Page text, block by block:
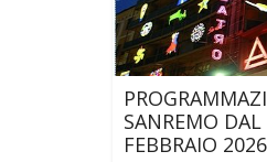
SANREMO DAL
FEBBRAIO 2026